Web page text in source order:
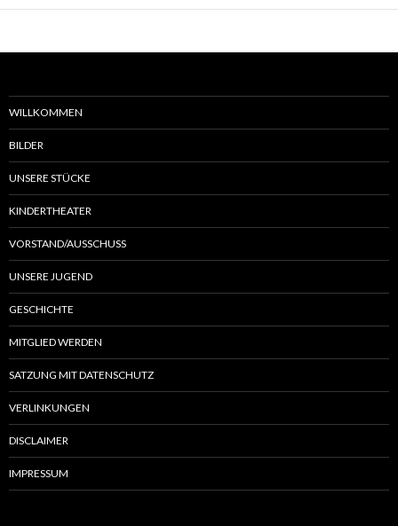
WILLKOMMEN
BILDER
UNSERE STÜCKE
KINDERTHEATER
VORSTAND/AUSSCHUSS
UNSERE JUGEND
GESCHICHTE
MITGLIED WERDEN
SATZUNG MIT DATENSCHUTZ
VERLINKUNGEN
DISCLAIMER
IMPRESSUM